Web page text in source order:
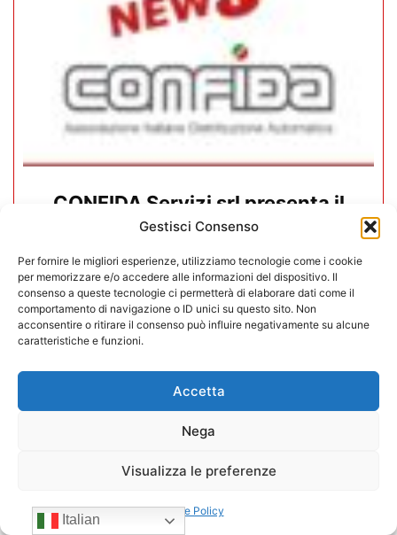
Gestisci Consenso
Per fornire le migliori esperienze, utilizziamo tecnologie come i cookie
per memorizzare e/o accedere alle informazioni del dispositivo. Il
consenso a queste tecnologie ci permetterà di elaborare dati come il
comportamento di navigazione o ID unici su questo sito. Non
acconsentire o ritirare il consenso può influire negativamente su alcune
caratteristiche e funzioni.
Accetta
Nega
Visualizza le preferenze
Cookie Policy
CONFIDA Servizi srl presenta il
nuovo Consiglio di Amministrazione
17/07/2026
Italian